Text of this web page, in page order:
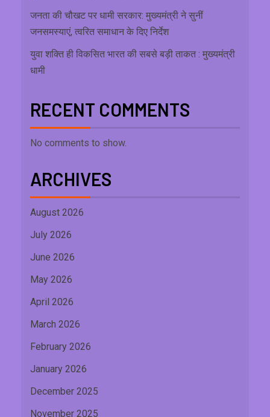
जनता की चौखट पर धामी सरकार: मुख्यमंत्री ने सुनीं
जनसमस्याएं, त्वरित समाधान के दिए निर्देश
युवा शक्ति ही विकसित भारत की सबसे बड़ी ताकत : मुख्यमंत्री
धामी
RECENT COMMENTS
No comments to show.
ARCHIVES
August 2026
July 2026
June 2026
May 2026
April 2026
March 2026
February 2026
January 2026
December 2025
November 2025